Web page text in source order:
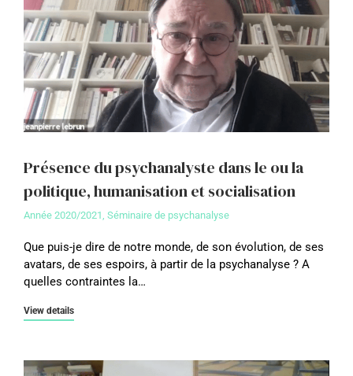
Présence du psychanalyste dans le ou la
politique, humanisation et socialisation
Année 2020/2021, Séminaire de psychanalyse
Que puis-je dire de notre monde, de son évolution, de ses
avatars, de ses espoirs, à partir de la psychanalyse ? A
quelles contraintes la…
View details